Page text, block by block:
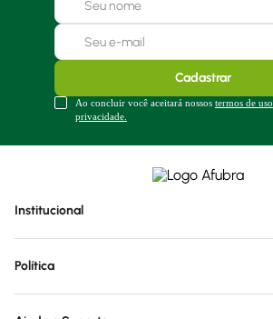
Cadastrar
Ao concluir você aceitará nossos termos de uso
privacidade.
Institucional
Política